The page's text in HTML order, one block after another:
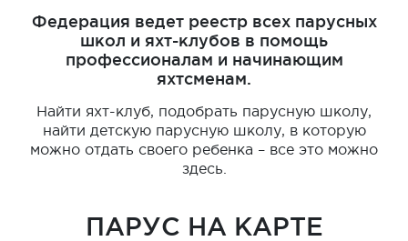
Федерация ведет реестр всех парусных
школ и яхт-клубов в помощь
профессионалам и начинающим
яхтсменам.
Найти яхт-клуб, подобрать парусную школу,
найти детскую парусную школу, в которую
можно отдать своего ребенка – все это можно
здесь.
ПАРУС НА КАРТЕ